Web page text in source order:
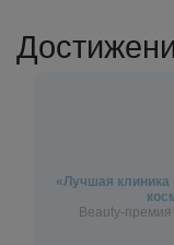
«Лучшая клиника
Beauty-